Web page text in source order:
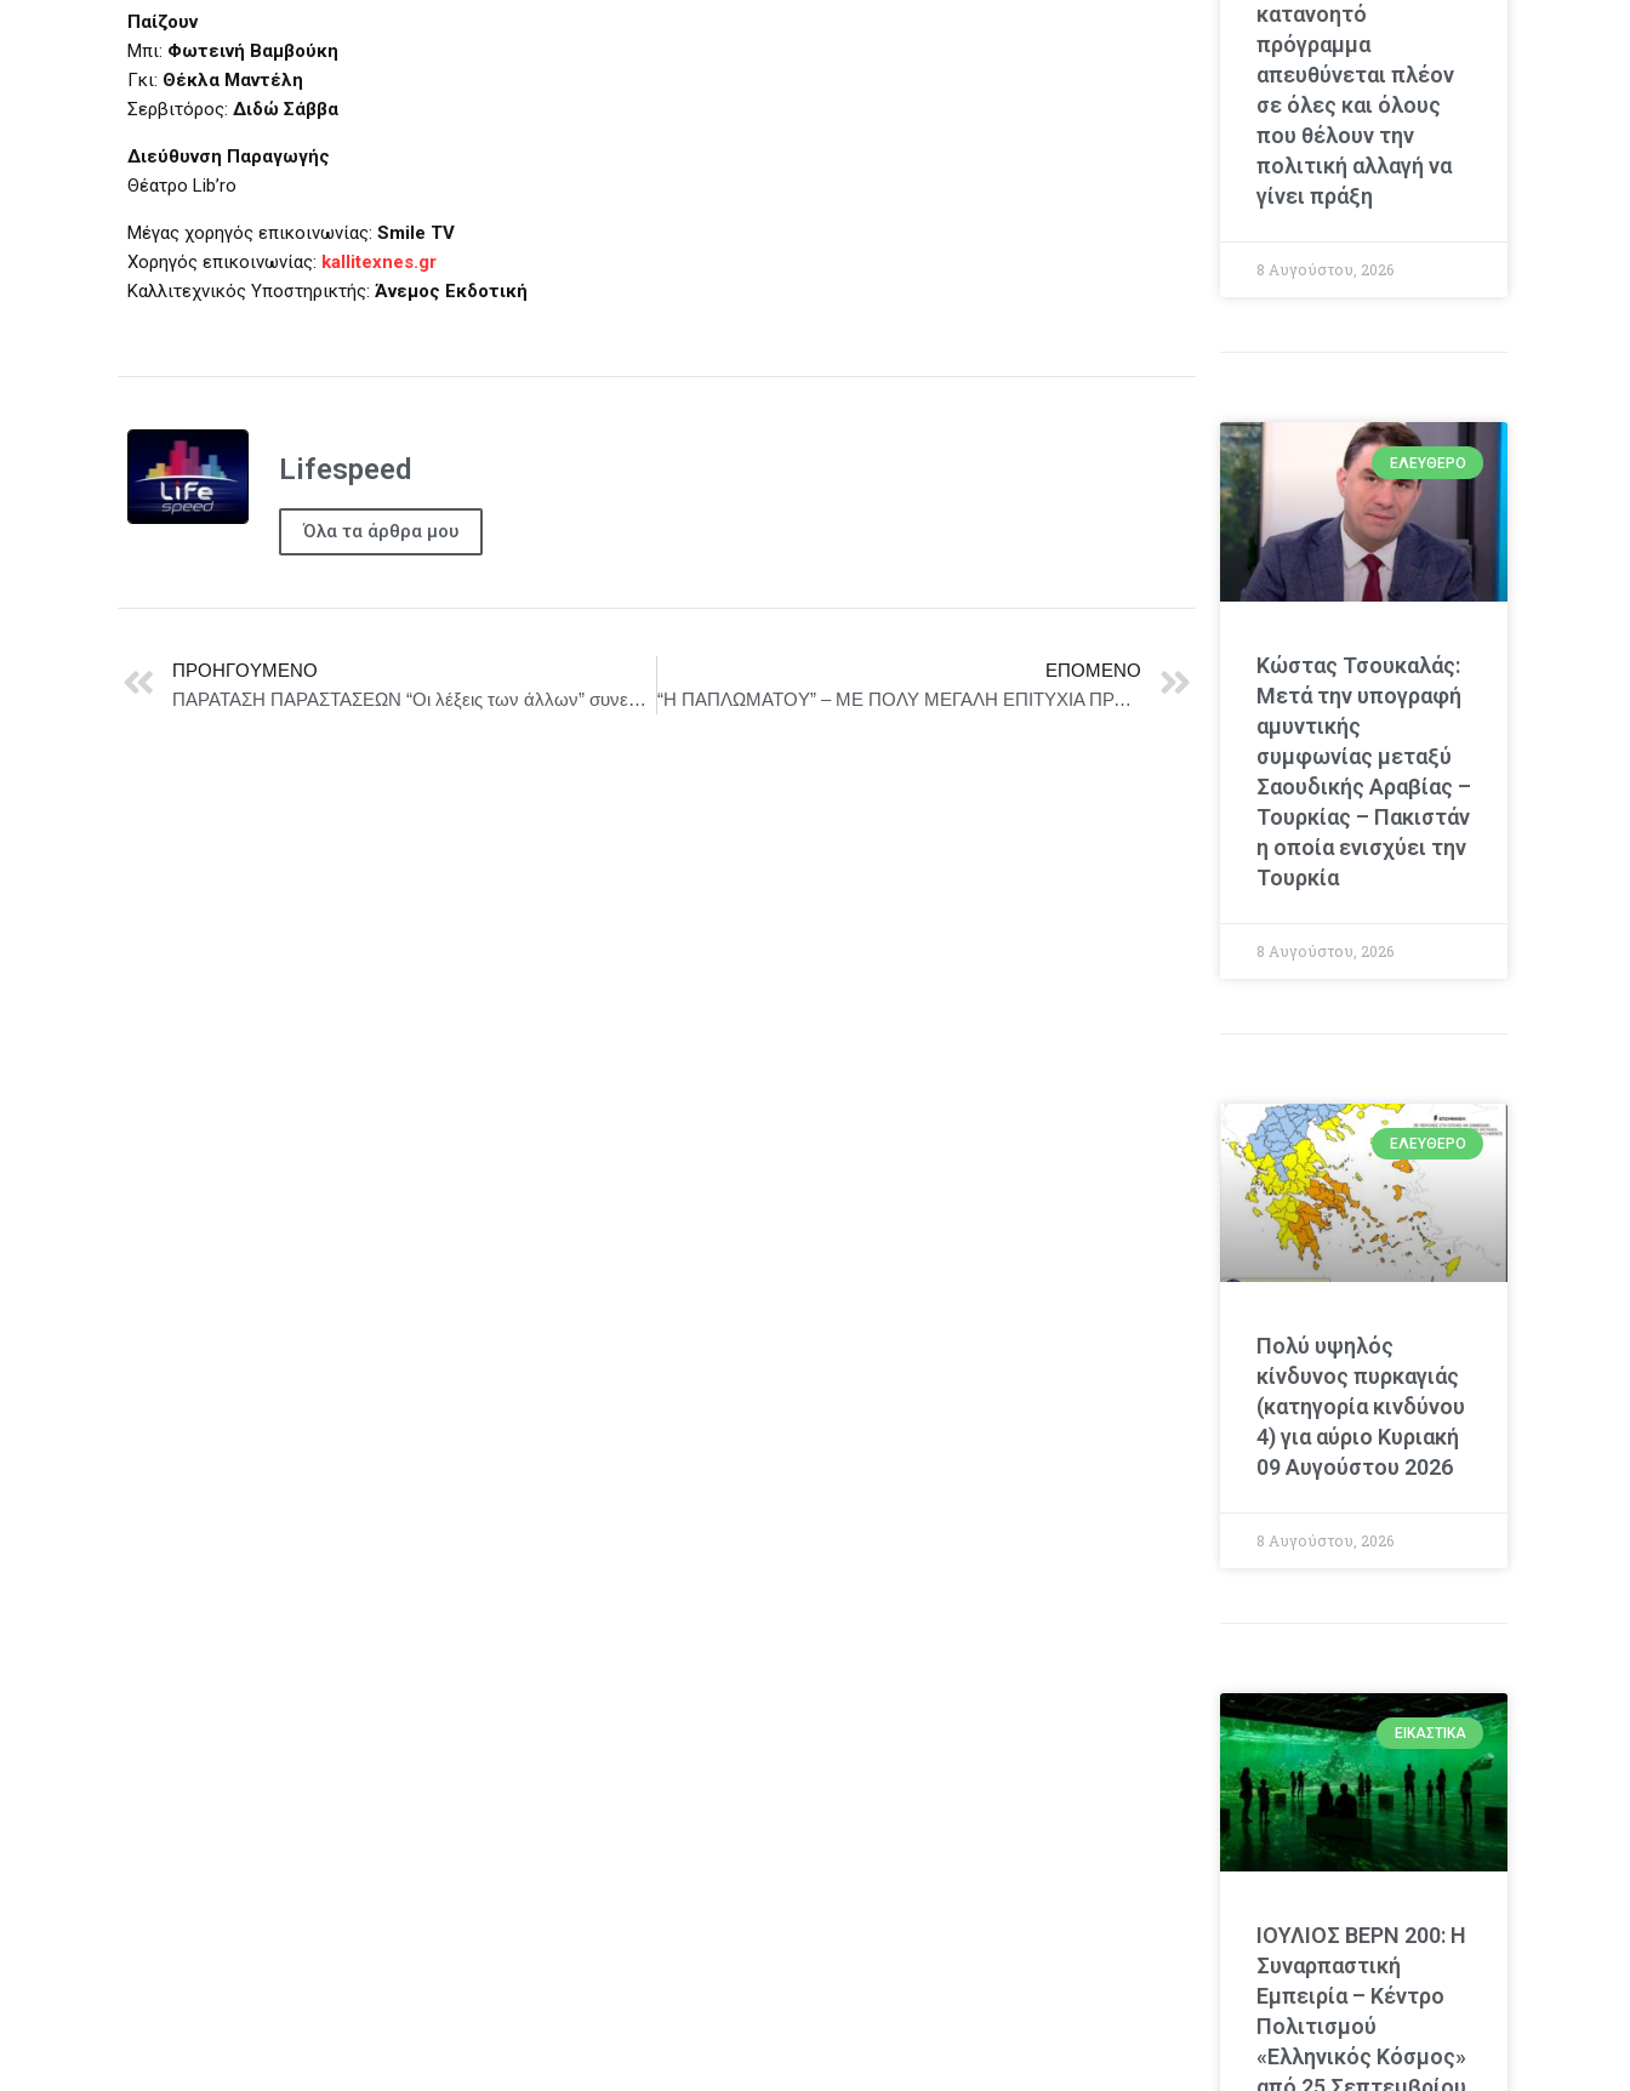
Παίζουν
Μπι: Φωτεινή Βαμβούκη
Γκι: Θέκλα Μαντέλη
Σερβιτόρος: Διδώ Σάββα
Διεύθυνση Παραγωγής
Θέατρο Lib’ro
Μέγας χορηγός επικοινωνίας: Smile TV
Χορηγός επικοινωνίας: kallitexnes.gr
Καλλιτεχνικός Υποστηρικτής: Άνεμος Εκδοτική
Lifespeed
Όλα τα άρθρα μου
ΠΡΟΗΓΟΎΜΕΝΟ
ΠΑΡΑΤΑΣΗ ΠΑΡΑΣΤΑΣΕΩΝ “Οι λέξεις των άλλων” συνεχίζονται έως τον Ιανουάριο – Στο Θέατρο Άβατον
ΕΠΌΜΕΝΟ
“Η ΠΑΠΛΩΜΑΤΟΥ” – ΜΕ ΠΟΛΥ ΜΕΓΑΛΗ ΕΠΙΤΥΧΙΑ ΠΡΑΓΜΑΤΟΠΟΙΗΘΗΚΕ Η ΕΠΙΣΗΜΗ ΠΡΕΜΙΕΡΑ ΤΗΣ ΠΑΡΑΣΤΑΣΗΣ
κατανοητό
πρόγραμμα
απευθύνεται πλέον
σε όλες και όλους
που θέλουν την
πολιτική αλλαγή να
γίνει πράξη
8 Αυγούστου, 2026
ΕΛΕΎΘΕΡΟ
Κώστας Τσουκαλάς:
Μετά την υπογραφή
αμυντικής
συμφωνίας μεταξύ
Σαουδικής Αραβίας –
Τουρκίας – Πακιστάν
η οποία ενισχύει την
Τουρκία
8 Αυγούστου, 2026
ΕΛΕΎΘΕΡΟ
Πολύ υψηλός
κίνδυνος πυρκαγιάς
(κατηγορία κινδύνου
4) για αύριο Κυριακή
09 Αυγούστου 2026
8 Αυγούστου, 2026
ΕΙΚΑΣΤΙΚΆ
ΙΟΥΛΙΟΣ ΒΕΡΝ 200: Η
Συναρπαστική
Εμπειρία – Κέντρο
Πολιτισμού
«Ελληνικός Κόσμος»